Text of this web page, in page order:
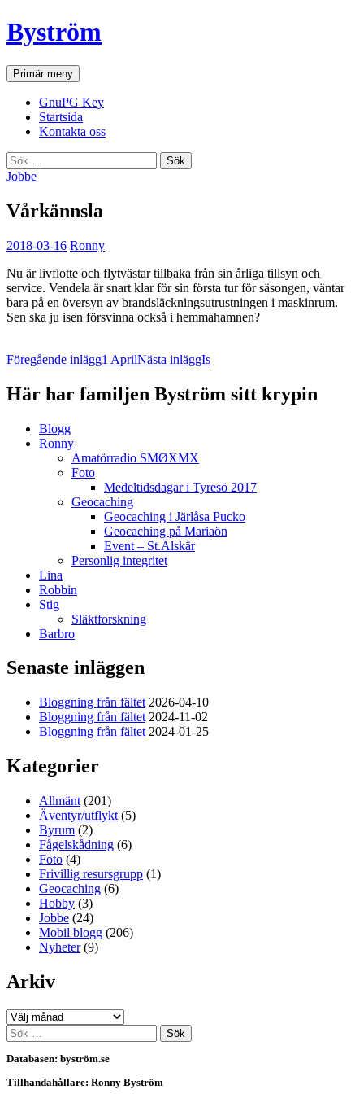
Hoppa
till
Byström
SökPrimär meny
GnuPG Key
Startsida
Kontakta oss
Sök
efter:
Jobbe
Vårkännsla
2018-03-16 Ronny
Nu är livflotte och flytvästar tillbaka från sin årliga tillsyn och
service. Vendela är snart klar för sin första tur för säsongen, väntar
bara på en översyn av brandsläckningsutrustningen i maskinrum.
Sen ska ju isen försvinna också i hemmahamnen?
Inläggsnavigering
Föregående inlägg1 AprilNästa inläggIs
Här har familjen Byström sitt krypin
Blogg
Ronny
Amatörradio SMØXMX
Foto
Medeltidsdagar i Tyresö 2017
Geocaching
Geocaching i Järlåsa Pucko
Geocaching på Mariaön
Event – St.Alskär
Personlig integritet
Lina
Robbin
Stig
Släktforskning
Barbro
Senaste inläggen
Bloggning från fältet 2026-04-10
Bloggning från fältet 2024-11-02
Bloggning från fältet 2024-01-25
Kategorier
Allmänt (201)
Äventyr/utflykt (5)
Byrum (2)
Fågelskådning (6)
Foto (4)
Frivillig resursgrupp (1)
Geocaching (6)
Hobby (3)
Jobbe (24)
Mobil blogg (206)
Nyheter(9)
Arkiv
Arkiv
Sök
efter:
Databasen: byström.se
Tillhandahållare: Ronny Byström